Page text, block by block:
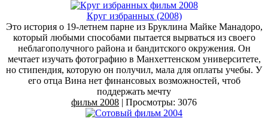
Круг избранных (2008)
Это история о 19-летнем парне из Бруклина Майке Манадоро,
который любыми способами пытается вырваться из своего
неблагополучного района и бандитского окружения. Он
мечтает изучать фотографию в Манхеттенском университете,
но стипендия, которую он получил, мала для оплаты учебы. У
его отца Вина нет финансовых возможностей, чтоб
поддержать мечту
фильм 2008 | Просмотры: 3076